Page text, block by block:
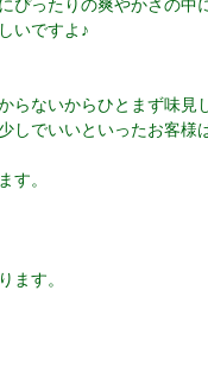
ぴったりの爽やかさの中
いですよ♪
らないからひとまず味見
しでいいといったお客様
す。
ます。